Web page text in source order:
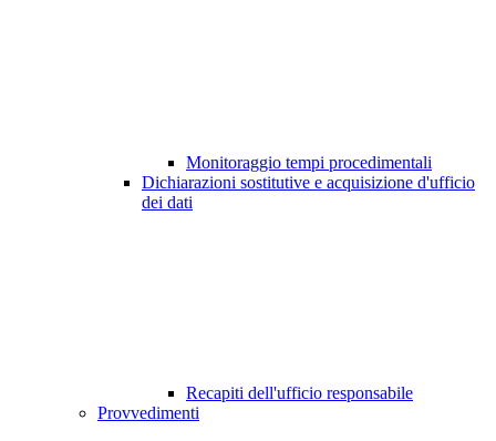
Monitoraggio tempi procedimentali
Dichiarazioni sostitutive e acquisizione d'ufficio
dei dati
Recapiti dell'ufficio responsabile
Provvedimenti